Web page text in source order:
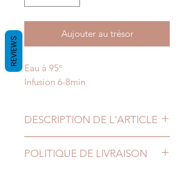
Aujouter au trésor
Eau à 95°
Infusion 6-8min
DESCRIPTION DE L'ARTICLE
morceaux de pommes, morceaux
POLITIQUE DE LIVRAISON
REVIEWS